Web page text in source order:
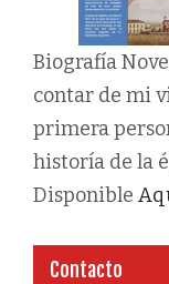
Biografía
contar de mi
primera
historía de la
Disponible
Contacto